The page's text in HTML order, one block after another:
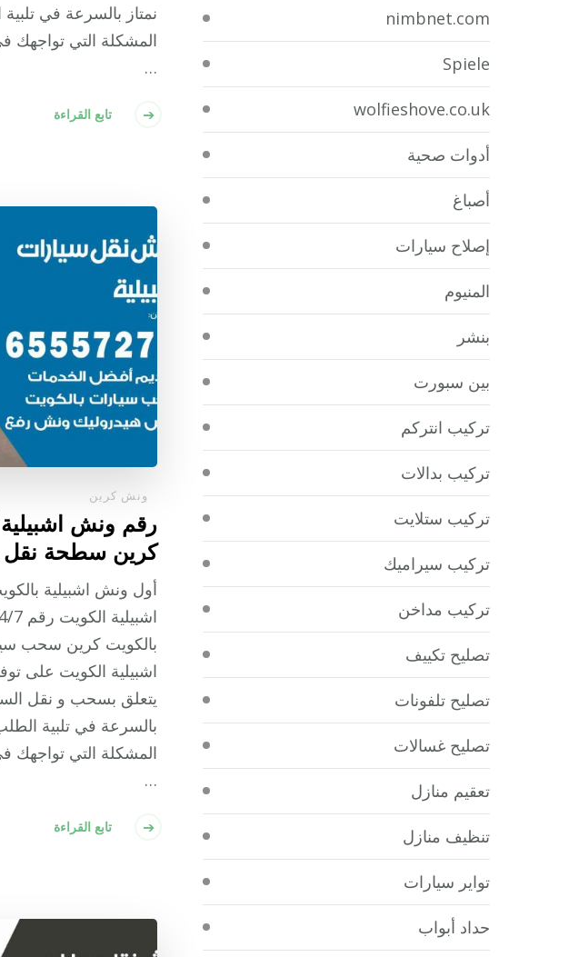
نمتاز بالسرعة في
المشكلة التي تواجهك
…
تابع القراءة
ونش كرين
كرين سطحة
أول ونش اشبيلية
بالكويت كرين سحب
اشبيلية الكويت على
يتعلق بسحب و نقل
بالسرعة في تلبية
المشكلة التي تواجهك
…
تابع القراءة
nimbnet.com
Spiele
wolfieshove.co.uk
أدوات صحية
أصباغ
إصلاح سيارات
المنيوم
بنشر
بين سبورت
تركيب انتركم
تركيب بدالات
تركيب ستلايت
تركيب سيراميك
تركيب مداخن
تصليح تكييف
تصليح تلفونات
تصليح غسالات
تعقيم منازل
تنظيف منازل
تواير سيارات
حداد أبواب